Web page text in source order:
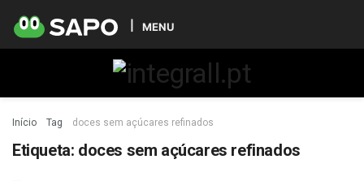
MENU
Início Tag doces sem açúcares refinados
Etiqueta: doces sem açúcares refinados